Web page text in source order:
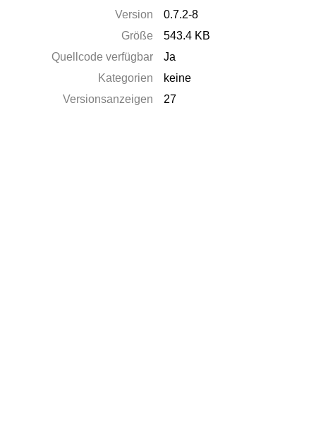
Version
0.7.2-8
Größe
543.4 KB
Quellcode verfügbar
Ja
Kategorien
keine
Versionsanzeigen
27